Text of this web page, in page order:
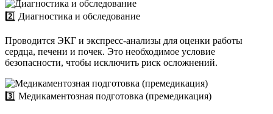
2️⃣ Диагностика и обследование
Проводится ЭКГ и экспресс-анализы для оценки работы
сердца, печени и почек. Это необходимое условие
безопасности, чтобы исключить риск осложнений.
3️⃣ Медикаментозная подготовка (премедикация)